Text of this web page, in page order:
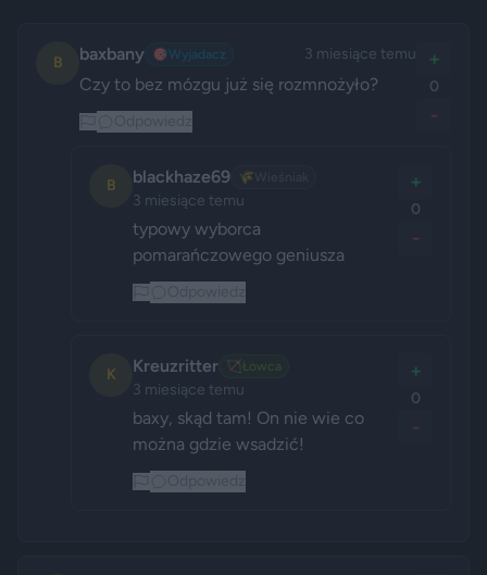
B baxbany 🎯Wyjadacz 3 miesiące temu
Czy to bez mózgu już się rozmnożyło?
+
0
-
B blackhaze69 🌾
3 miesiące temu
typowy wyborca
pomarańczowego geniusza
+
0
-
K Kreuzritter 🏹 Łowca
3 miesiące temu
baxy, skąd tam! On nie wie co
można gdzie wsadzić!
+
0
-